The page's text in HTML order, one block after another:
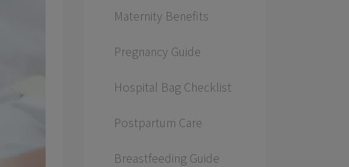
Maternity Benefits
Pregnancy Guide
Hospital Bag Checklist
Postpartum Care
Breastfeeding Guide